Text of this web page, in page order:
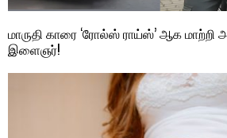
மாருதி காரை ‘ரோல்ஸ் ராய்ஸ்’ ஆக மாற்றி
இளைஞர்!